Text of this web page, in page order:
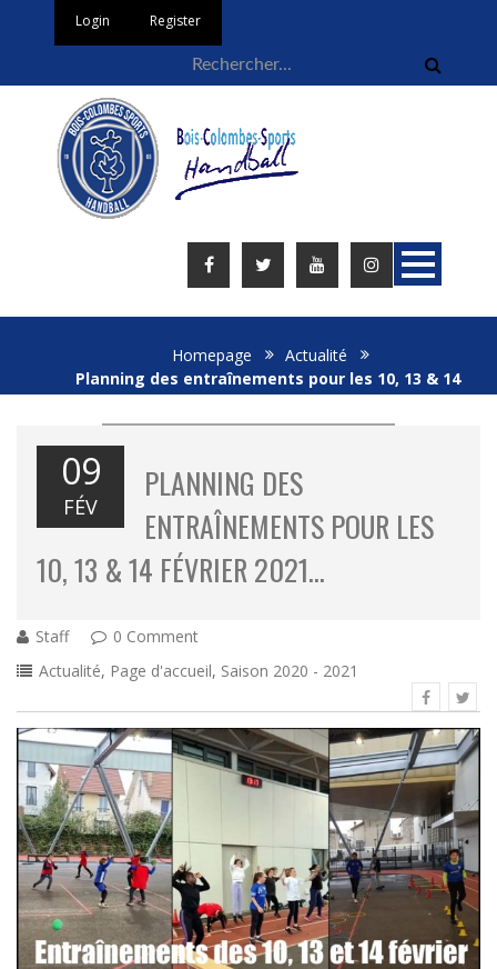
Login Register
Homepage
Actualité
Planning des entraînements pour les 10, 13 & 14
février 2021…
09
FÉV
PLANNING DES
ENTRAÎNEMENTS POUR LES
10, 13 & 14 FÉVRIER 2021…
Staff
0 Comment
Actualité, Page d'accueil, Saison 2020 - 2021